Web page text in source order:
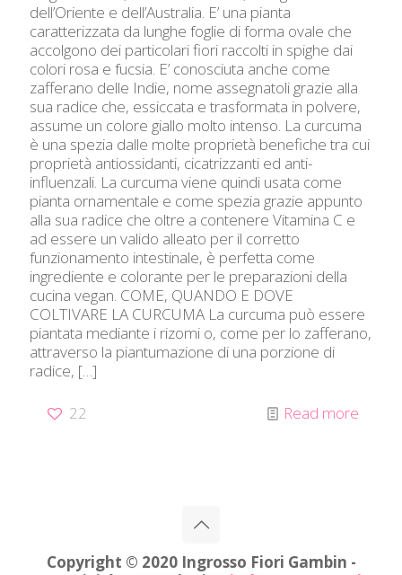
dell’Oriente e dell’Australia. E’ una pianta
caratterizzata da lunghe foglie di forma ovale che
accolgono dei particolari fiori raccolti in spighe dai
colori rosa e fucsia. E’ conosciuta anche come
zafferano delle Indie, nome assegnatoli grazie alla
sua radice che, essiccata e trasformata in polvere,
assume un colore giallo molto intenso. La curcuma
è una spezia dalle molte proprietà benefiche tra cui
proprietà antiossidanti, cicatrizzanti ed anti-
influenzali. La curcuma viene quindi usata come
pianta ornamentale e come spezia grazie appunto
alla sua radice che oltre a contenere Vitamina C e
ad essere un valido alleato per il corretto
funzionamento intestinale, è perfetta come
ingrediente e colorante per le preparazioni della
cucina vegan. COME, QUANDO E DOVE
COLTIVARE LA CURCUMA La curcuma può essere
piantata mediante i rizomi o, come per lo zafferano,
attraverso la piantumazione di una porzione di
radice, […]
22 Read more
Copyright © 2020 Ingrosso Fiori Gambin -